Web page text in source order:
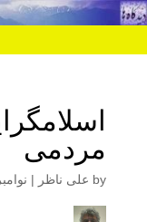
مردمی
by علی ناظر | نوامبر 30, 2024 11:49 ب.ظ